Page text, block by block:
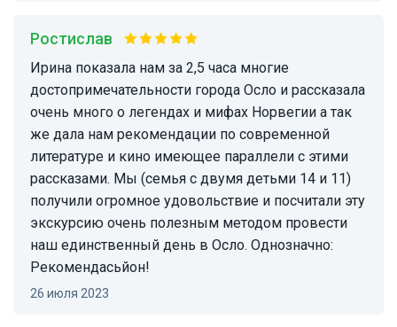
Ростислав
Ирина показала нам за 2,5 часа многие
достопримечательности города Осло и рассказала
очень много о легендах и мифах Норвегии а так
же дала нам рекомендации по современной
литературе и кино имеющее параллели с этими
рассказами. Мы (семья с двумя детьми 14 и 11)
получили огромное удовольствие и посчитали эту
экскурсию очень полезным методом провести
наш единственный день в Осло. Однозначно:
Рекомендасьйон!
26 июля 2023